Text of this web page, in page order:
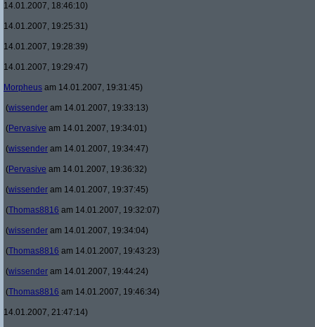
14.01.2007, 18:46:10)
14.01.2007, 19:25:31)
14.01.2007, 19:28:39)
14.01.2007, 19:29:47)
Morpheus am 14.01.2007, 19:31:45)
(wissender am 14.01.2007, 19:33:13)
(Pervasive am 14.01.2007, 19:34:01)
(wissender am 14.01.2007, 19:34:47)
(Pervasive am 14.01.2007, 19:36:32)
(wissender am 14.01.2007, 19:37:45)
(Thomas8816 am 14.01.2007, 19:32:07)
(wissender am 14.01.2007, 19:34:04)
(Thomas8816 am 14.01.2007, 19:43:23)
(wissender am 14.01.2007, 19:44:24)
(Thomas8816 am 14.01.2007, 19:46:34)
14.01.2007, 21:47:14)